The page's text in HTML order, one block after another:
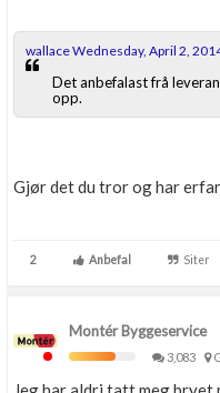
wallace Wednesday, April 2,
Det anbefalast frå
opp.
Gjør det du tror og har
2 Anbefal Siter
Montér Byggeservice
3,083